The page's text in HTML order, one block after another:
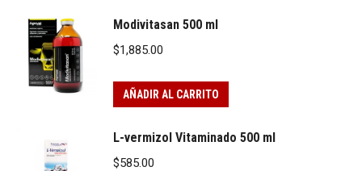
Modivitasan 500 ml
$1,885.00
AÑADIR AL CARRITO
L-vermizol Vitaminado 500 ml
$585.00